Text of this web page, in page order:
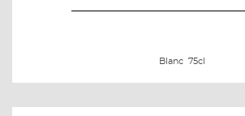
Blanc 75cl